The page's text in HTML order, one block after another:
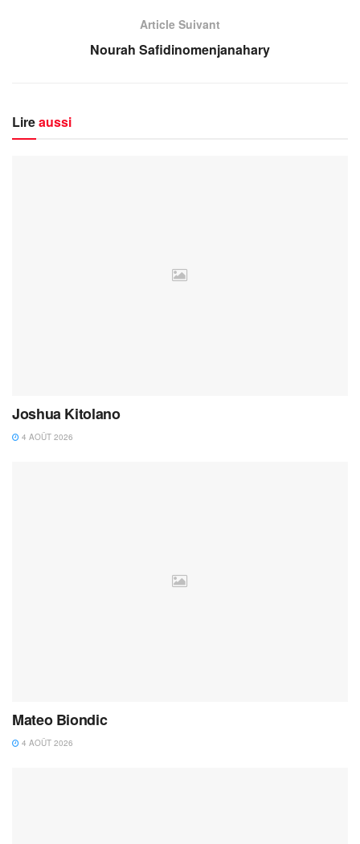
Article Suivant
Nourah Safidinomenjanahary
Lireaussi
Joshua Kitolano
4 AOÛT 2026
Mateo Biondic
4 AOÛT 2026